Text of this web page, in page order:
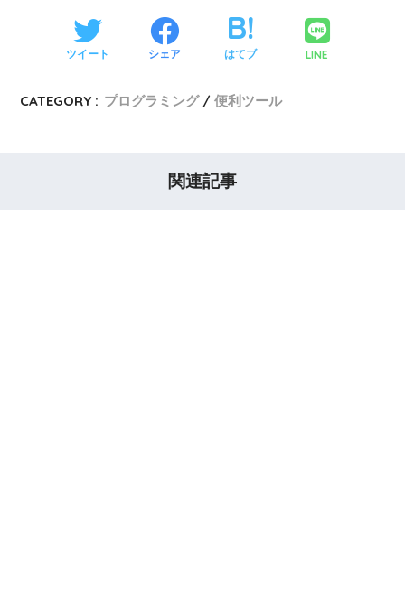
ツイート シェア はてブ LINE
CATEGORY : プログラミング 便利ツール
関連記事